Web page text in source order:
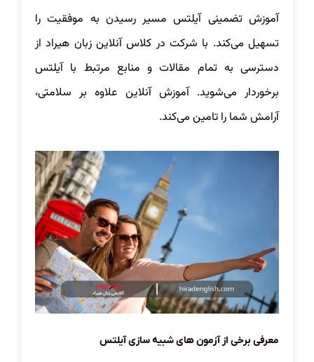
آموزش تضمینی آیلتس مسیر رسیدن به موفقیت را
تسهیل می‌کند. با شرکت در کلاس آنلاین زبان هیراد از
دسترسی به تمام مقالات و منابع مرتبط با آیلتس
برخوردار می‌شوید. آموزش آنلاین علاوه بر سلامتی،
آرامش شما را تامین می‌کند.
معرفی برخی از آزمون های شبیه سازی آیلتس